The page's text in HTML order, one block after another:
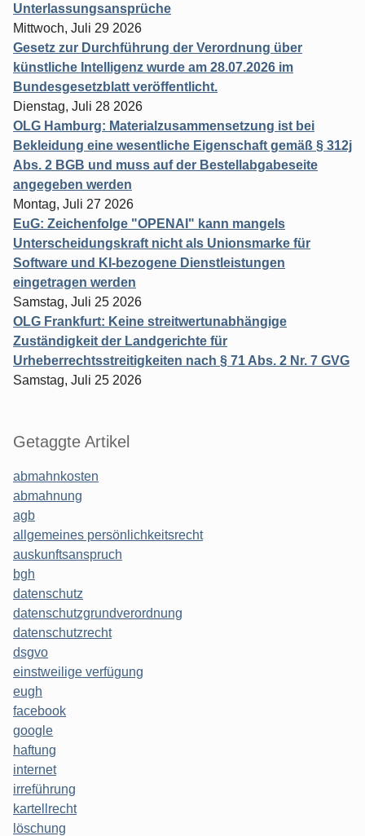
Unterlassungsansprüche
Mittwoch, Juli 29 2026
Gesetz zur Durchführung der Verordnung über
künstliche Intelligenz wurde am 28.07.2026 im
Bundesgesetzblatt veröffentlicht.
Dienstag, Juli 28 2026
OLG Hamburg: Materialzusammensetzung ist bei
Bekleidung eine wesentliche Eigenschaft gemäß § 312j
Abs. 2 BGB und muss auf der Bestellabgabeseite
angegeben werden
Montag, Juli 27 2026
EuG: Zeichenfolge "OPENAI" kann mangels
Unterscheidungskraft nicht als Unionsmarke für
Software und KI-bezogene Dienstleistungen
eingetragen werden
Samstag, Juli 25 2026
OLG Frankfurt: Keine streitwertunabhängige
Zuständigkeit der Landgerichte für
Urheberrechtsstreitigkeiten nach § 71 Abs. 2 Nr. 7 GVG
Samstag, Juli 25 2026
Getaggte Artikel
abmahnkosten
abmahnung
agb
allgemeines persönlichkeitsrecht
auskunftsanspruch
bgh
datenschutz
datenschutzgrundverordnung
datenschutzrecht
dsgvo
einstweilige verfügung
eugh
facebook
google
haftung
internet
irreführung
kartellrecht
löschung